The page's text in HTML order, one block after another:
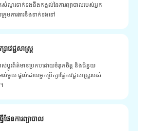
ក់សំណួរទាក់ទងនឹងកង្វល់នៃការព្យាបាលរបស់អ្នក
រុមការងារនឹងទាក់ទងទៅ
ាវេជ្ជសាស្ត្រ
លាស់ប្តូរព័ត៌មានប្រកបដោយទំនុកចិត្ត និងជំនួយ
មួយ ផ្តល់ដោយអ្នកប្រឹក្សាផ្នែកវេជ្ជសាស្រ្តរបស់
ើផែនការព្យាបាល